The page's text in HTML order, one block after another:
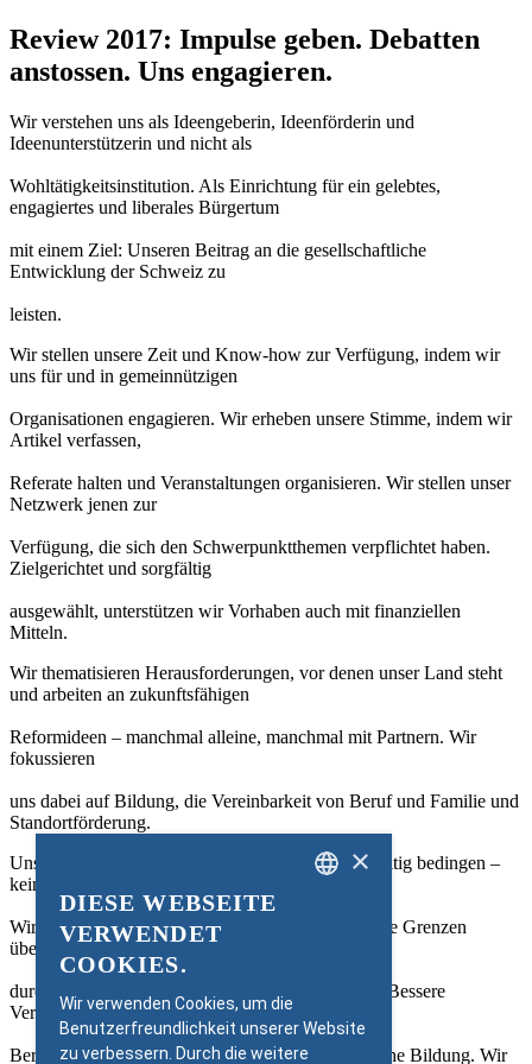
Review 2017: Impulse geben. Debatten
anstossen. Uns engagieren.
Wir verstehen uns als Ideengeberin, Ideenförderin und
Ideenunterstützerin und nicht als
Wohltätigkeitsinstitution. Als Einrichtung für ein gelebtes,
engagiertes und liberales Bürgertum
mit einem Ziel: Unseren Beitrag an die gesellschaftliche
Entwicklung der Schweiz zu
leisten.
Wir stellen unsere Zeit und Know-how zur Verfügung, indem wir
uns für und in gemeinnützigen
Organisationen engagieren. Wir erheben unsere Stimme, indem wir
Artikel verfassen,
Referate halten und Veranstaltungen organisieren. Wir stellen unser
Netzwerk jenen zur
Verfügung, die sich den Schwerpunktthemen verpflichtet haben.
Zielgerichtet und sorgfältig
ausgewählt, unterstützen wir Vorhaben auch mit finanziellen
Mitteln.
Wir thematisieren Herausforderungen, vor denen unser Land steht
und arbeiten an zukunftsfähigen
Reformideen – manchmal alleine, manchmal mit Partnern. Wir
fokussieren
uns dabei auf Bildung, die Vereinbarkeit von Beruf und Familie und
Standortförderung.
Uns ist bewusst, dass unsere Themen sich gegenseitig bedingen –
keines ist separat zu betrachten.
Wir fördern und realisieren daher Projekte, die diese Grenzen
überwinden: Standortförderung
durch Unterstützung von Frauen im Arbeitsmarkt. Bessere
Vereinbarkeit von
Beruf und Familie durch Investition in Frühkindliche Bildung. Wir
×
DIESE WEBSEITE
VERWENDET
COOKIES.
Wir verwenden Cookies, um die
Benutzerfreundlichkeit unserer Website
zu verbessern. Durch die weitere